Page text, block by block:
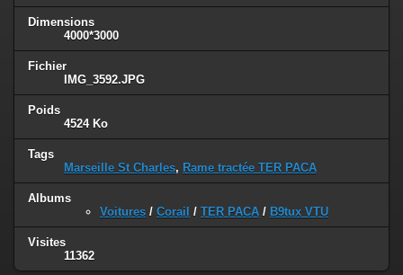
Dimensions
4000*3000
Fichier
IMG_3592.JPG
Poids
4524 Ko
Tags
Marseille St Charles, Rame tractée TER PACA
Albums
Voitures / Corail / TER PACA / B9tux VTU
Visites
11362